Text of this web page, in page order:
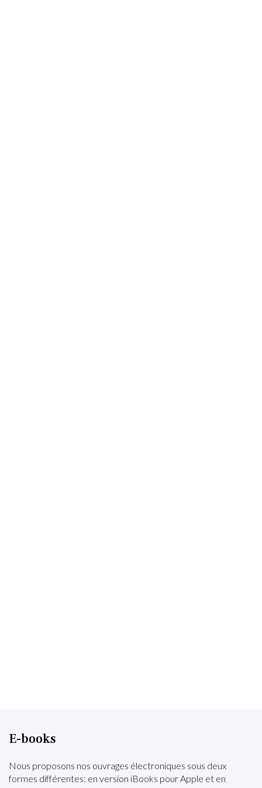
E-books
Nous proposons nos ouvrages électroniques sous deux
formes différentes: en version iBooks pour Apple et en